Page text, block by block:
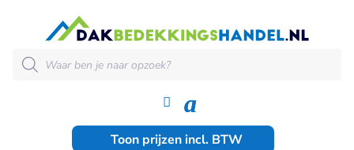
Producten
zoeken
Toon prijzen incl. BTW
WINKEL